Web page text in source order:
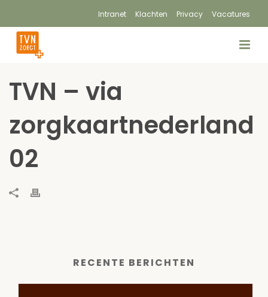
Intranet Klachten Privacy Vacatures
TVN – via
zorgkaartnederland
02
RECENTE BERICHTEN